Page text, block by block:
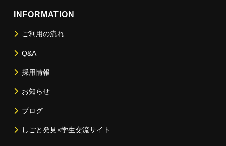
INFORMATION
ご利用の流れ
Q&A
採用情報
お知らせ
ブログ
しごと発見×学生交流サイト